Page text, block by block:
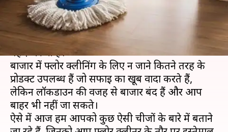
क्या है खबर?
फर्श घर का मुख्य आधार है, जिसको साफ-सुथरा रखना
बेहद जरूरी है।
बाजार में फ्लोर क्लीनिंग के लिए न जाने कितने तरह के
प्रोडक्ट उपलब्ध हैं जो सफाई का खूब वादा करते हैं,
लेकिन लॉकडाउन की वजह से बाजार बंद हैं और आप
बाहर भी नहीं जा सकते।
ऐसे में आज हम आपको कुछ ऐसी चीजों के बारे में बताने